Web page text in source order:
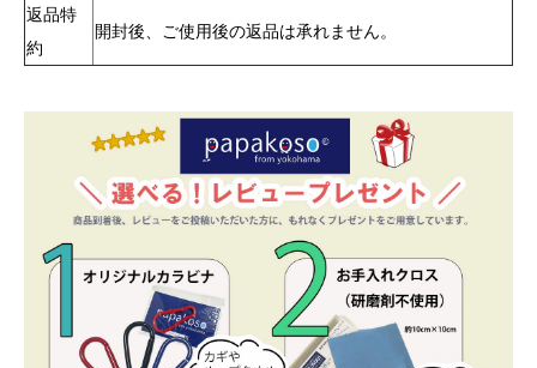
返品特
約
開封後、ご使用後の返品は承れません。